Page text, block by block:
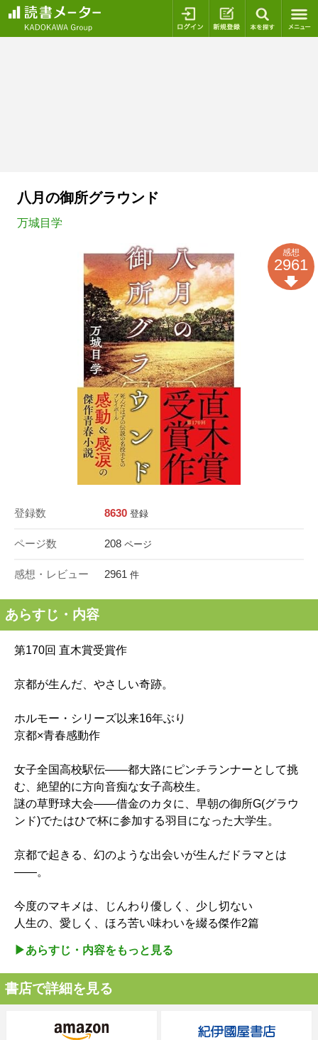
ログイン 新規登録
八月の御所グラウンド
万城目学
登録数 8630 登録
ページ数 208 ページ
感想・レビュー 2961 件
感想
2961
あらすじ・内容
第170回 直木賞受賞作
京都が生んだ、やさしい奇跡。
ホルモー・シリーズ以来16年ぶり
京都×青春感動作
女子全国高校駅伝――都大路にピンチランナーとして挑
む、絶望的に方向音痴な女子高校生。
謎の草野球大会――借金のカタに、早朝の御所G(グラウ
ンド)でたはひで杯に参加する羽目になった大学生。
京都で起きる、幻のような出会いが生んだドラマとは
――。
今度のマキメは、じんわり優しく、少し切ない
人生の、愛しく、ほろ苦い味わいを綴る傑作2篇
▶︎あらすじ・内容をもっと見る
書店で詳細を見る